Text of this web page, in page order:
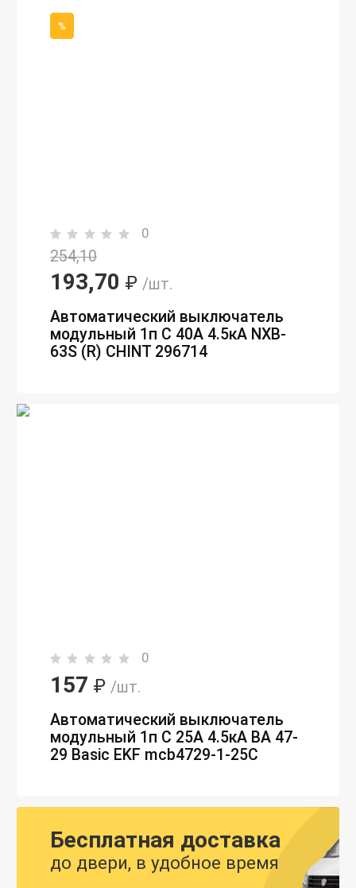
%
0
254,10
193,70 ₽ /шт.
Автоматический выключатель
модульный 1п C 40А 4.5кА NXB-
63S (R) CHINT 296714
0
157 ₽ /шт.
Автоматический выключатель
модульный 1п C 25А 4.5кА ВА 47-
29 Basic EKF mcb4729-1-25C
Бесплатная доставка
до двери, в удобное время